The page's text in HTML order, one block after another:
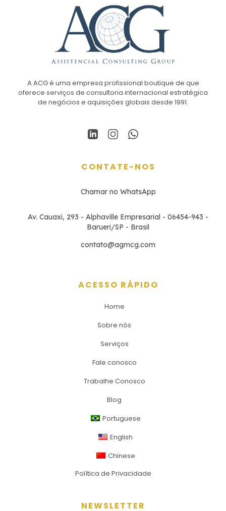
A ACG é uma empresa profissional boutique de que
oferece serviços de consultoria internacional estratégica
de negócios e aquisições globais desde 1991.
CONTATE-NOS
Chamar no WhatsApp
Av. Cauaxi, 293 - Alphaville Empresarial - 06454-943 -
Barueri/SP - Brasil
contato@agmcg.com
ACESSO RÁPIDO
Home
Sobre nós
Serviços
Fale conosco
Trabalhe Conosco
Blog
Portuguese
English
Chinese
Política de Privacidade
NEWSLETTER